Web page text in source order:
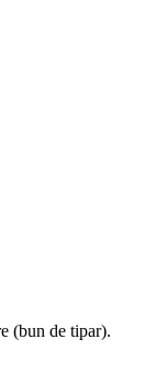
(bun de tipar).